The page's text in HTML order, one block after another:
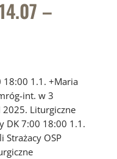
–
18:00 1.1. +Maria
int. w 3
2025. Liturgiczne
DK 7:00 18:00 1.1.
Strażacy OSP